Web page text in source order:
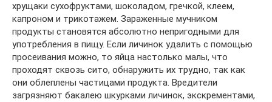
хрущаки сухофруктами, шоколадом, гречкой, клеем,
капроном и трикотажем. Зараженные мучником
продукты становятся абсолютно непригодными для
употребления в пищу. Если личинок удалить с помощью
просеивания можно, то яйца настолько малы, что
проходят сквозь сито, обнаружить их трудно, так как
они облеплены частицами продукта. Вредители
загрязняют бакалею шкурками личинок, экскрементами,